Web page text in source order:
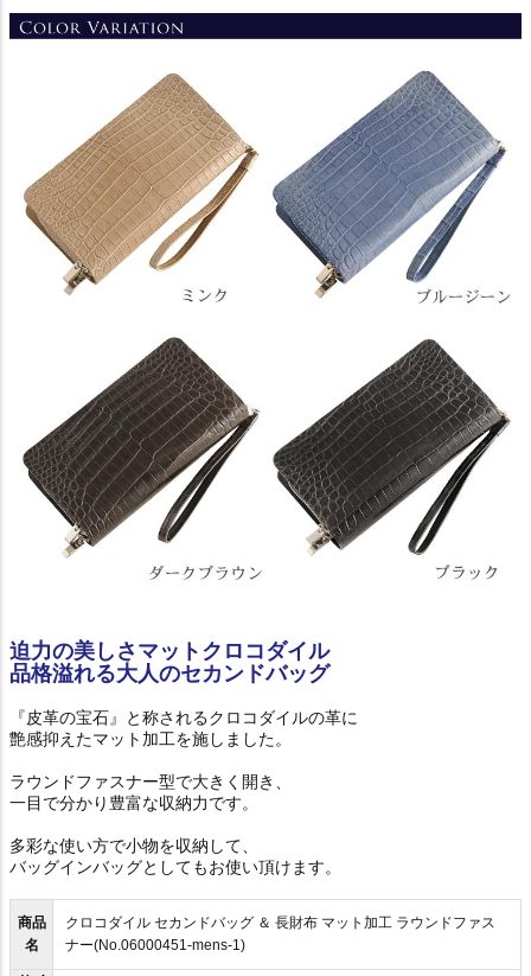
迫力の美しさマットクロコダイル
品格溢れる大人のセカンドバッグ
『皮革の宝石』と称されるクロコダイルの革に
艶感抑えたマット加工を施しました。
ラウンドファスナー型で大きく開き、
一目で分かり豊富な収納力です。
多彩な使い方で小物を収納して、
バッグインバッグとしてもお使い頂けます。
商品
名
クロコダイル セカンドバッグ ＆ 長財布 マット加工 ラウンドファス
ナー(No.06000451-mens-1)